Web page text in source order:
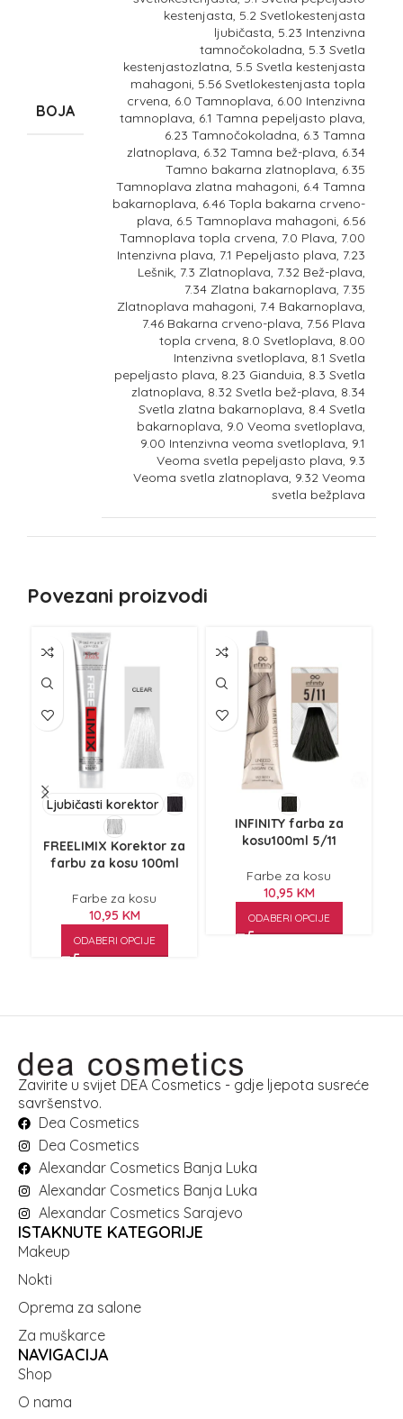
BOJA
kestenjasta, 5.2 Svetlokestenjasta
ljubičasta, 5.23 Intenzivna
tamnočokoladna, 5.3 Svetla
kestenjastozlatna, 5.5 Svetla kestenjasta
mahagoni, 5.56 Svetlokestenjasta topla
crvena, 6.0 Tamnoplava, 6.00 Intenzivna
tamnoplava, 6.1 Tamna pepeljasto plava,
6.23 Tamnočokoladna, 6.3 Tamna
zlatnoplava, 6.32 Tamna bež-plava, 6.34
Tamno bakarna zlatnoplava, 6.35
Tamnoplava zlatna mahagoni, 6.4 Tamna
bakarnoplava, 6.46 Topla bakarna crveno-
plava, 6.5 Tamnoplava mahagoni, 6.56
Tamnoplava topla crvena, 7.0 Plava, 7.00
Intenzivna plava, 7.1 Pepeljasto plava, 7.23
Lešnik, 7.3 Zlatnoplava, 7.32 Bež-plava,
7.34 Zlatna bakarnoplava, 7.35
Zlatnoplava mahagoni, 7.4 Bakarnoplava,
7.46 Bakarna crveno-plava, 7.56 Plava
topla crvena, 8.0 Svetloplava, 8.00
Intenzivna svetloplava, 8.1 Svetla
pepeljasto plava, 8.23 Gianduia, 8.3 Svetla
zlatnoplava, 8.32 Svetla bež-plava, 8.34
Svetla zlatna bakarnoplava, 8.4 Svetla
bakarnoplava, 9.0 Veoma svetloplava,
9.00 Intenzivna veoma svetloplava, 9.1
Veoma svetla pepeljasto plava, 9.3
Veoma svetla zlatnoplava, 9.32 Veoma
svetla bežplava
Povezani proizvodi
Ljubičasti korektor
FREELIMIX Korektor za
farbu za kosu 100ml
Farbe za kosu
10,95 KM
ODABERI OPCIJE
INFINITY farba za
kosu100ml 5/11
Farbe za kosu
10,95 KM
ODABERI OPCIJE
Zavirite u svijet DEA Cosmetics - gdje ljepota susreće
savršenstvo.
Dea Cosmetics
Dea Cosmetics
Alexandar Cosmetics Banja Luka
Alexandar Cosmetics Banja Luka
Alexandar Cosmetics Sarajevo
ISTAKNUTE KATEGORIJE
Makeup
Nokti
Oprema za salone
Za muškarce
NAVIGACIJA
Shop
O nama